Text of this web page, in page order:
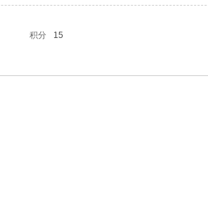
积分 15